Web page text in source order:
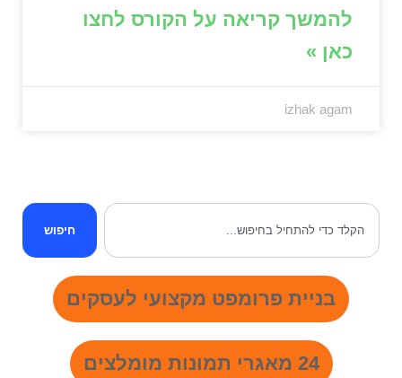
להמשך קריאה על הקורס לחצו
כאן »
izhak agam
חיפוש
בניית פרומפט מקצועי לעסקים
24 מאגרי תמונות מומלצים